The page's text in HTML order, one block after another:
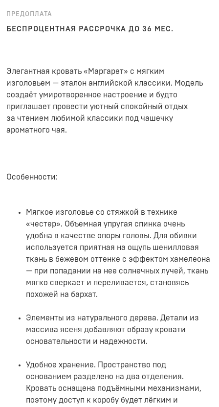
ПРЕДОПЛАТА
БЕСПРОЦЕНТНАЯ РАССРОЧКА ДО 36 МЕС.
Элегантная кровать «Маргарет» с мягким
изголовьем — эталон английской классики. Модель
создаёт умиротворенное настроение и будто
приглашает провести уютный спокойный отдых
за чтением любимой классики под чашечку
ароматного чая.
Особенности:
Мягкое изголовье со стяжкой в технике
«честер». Объемная упругая спинка очень
удобна в качестве опоры головы. Для обивки
используется приятная на ощупь шенилловая
ткань в бежевом оттенке с эффектом хамелеона
— при попадании на нее солнечных лучей, ткань
мягко сверкает и переливается, становясь
похожей на бархат.
Элементы из натурального дерева. Детали из
массива ясеня добавляют образу кровати
основательности и надежности.
Удобное хранение. Пространство под
основанием разделено на два отделения.
Кровать оснащена подъёмными механизмами,
поэтому доступ к коробу будет лёгким и